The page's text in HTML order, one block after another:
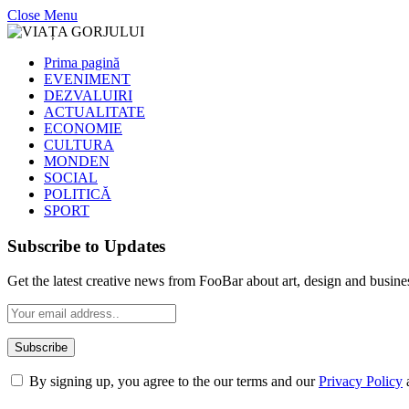
Close Menu
Prima pagină
EVENIMENT
DEZVALUIRI
ACTUALITATE
ECONOMIE
CULTURA
MONDEN
SOCIAL
POLITICĂ
SPORT
Subscribe to Updates
Get the latest creative news from FooBar about art, design and
By signing up, you agree to the our terms and ourPrivacy Policy